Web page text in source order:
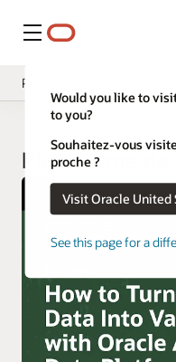
Menu
Would you like to
to you?
Souhaitez-vous
proche ?
Visit Oracle
See this page for a
Présentation
Plateforme de